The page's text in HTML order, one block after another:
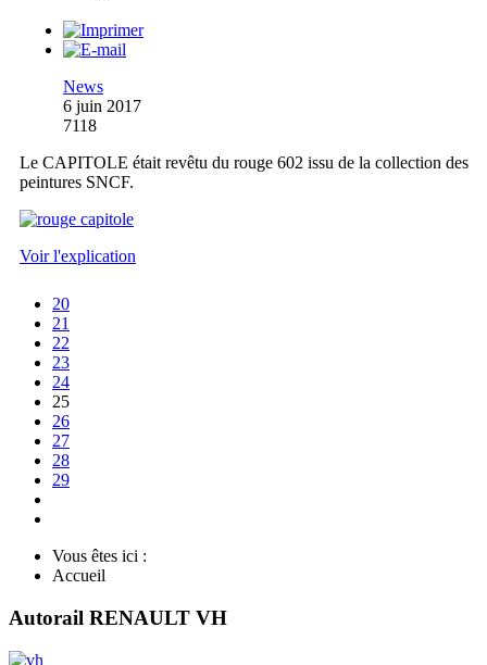
News
6 juin 2017
7118
Le CAPITOLE était revêtu du rouge 602 issu de la collection des
peintures SNCF.
Voir l'explication
20
21
22
23
24
25
26
27
28
29
Vous êtes ici :
Accueil
Autorail RENAULT VH